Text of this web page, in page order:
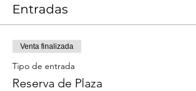
Entradas
Venta finalizada
Tipo de entrada
Reserva de Plaza